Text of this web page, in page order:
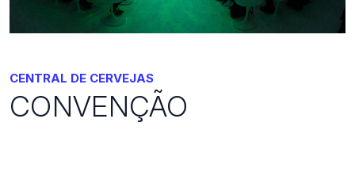
CENTRAL DE CERVEJAS
CONVENÇÃO